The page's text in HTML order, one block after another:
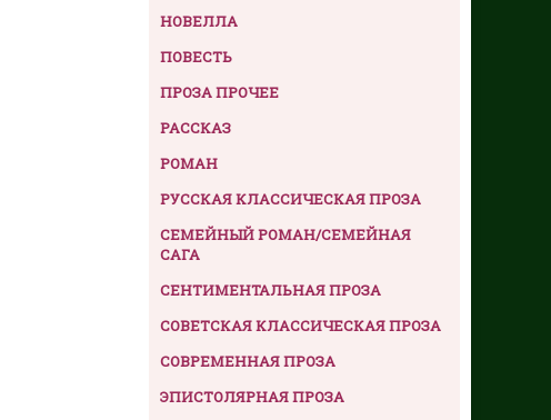
НОВЕЛЛА
ПОВЕСТЬ
ПРОЗА ПРОЧЕЕ
РАССКАЗ
РОМАН
РУССКАЯ КЛАССИЧЕСКАЯ ПРОЗА
СЕМЕЙНЫЙ РОМАН/СЕМЕЙНАЯ
САГА
СЕНТИМЕНТАЛЬНАЯ ПРОЗА
СОВЕТСКАЯ КЛАССИЧЕСКАЯ ПРОЗА
СОВРЕМЕННАЯ ПРОЗА
ЭПИСТОЛЯРНАЯ ПРОЗА